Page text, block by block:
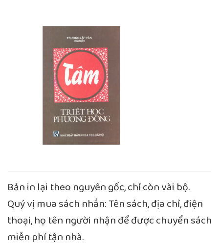
Bản in lại theo nguyên gốc, chỉ còn vài bộ.
Quý vị mua sách nhắn: Tên sách, địa chỉ, điện
thoại, họ tên người nhận để được chuyển sách
miễn phí tận nhà.